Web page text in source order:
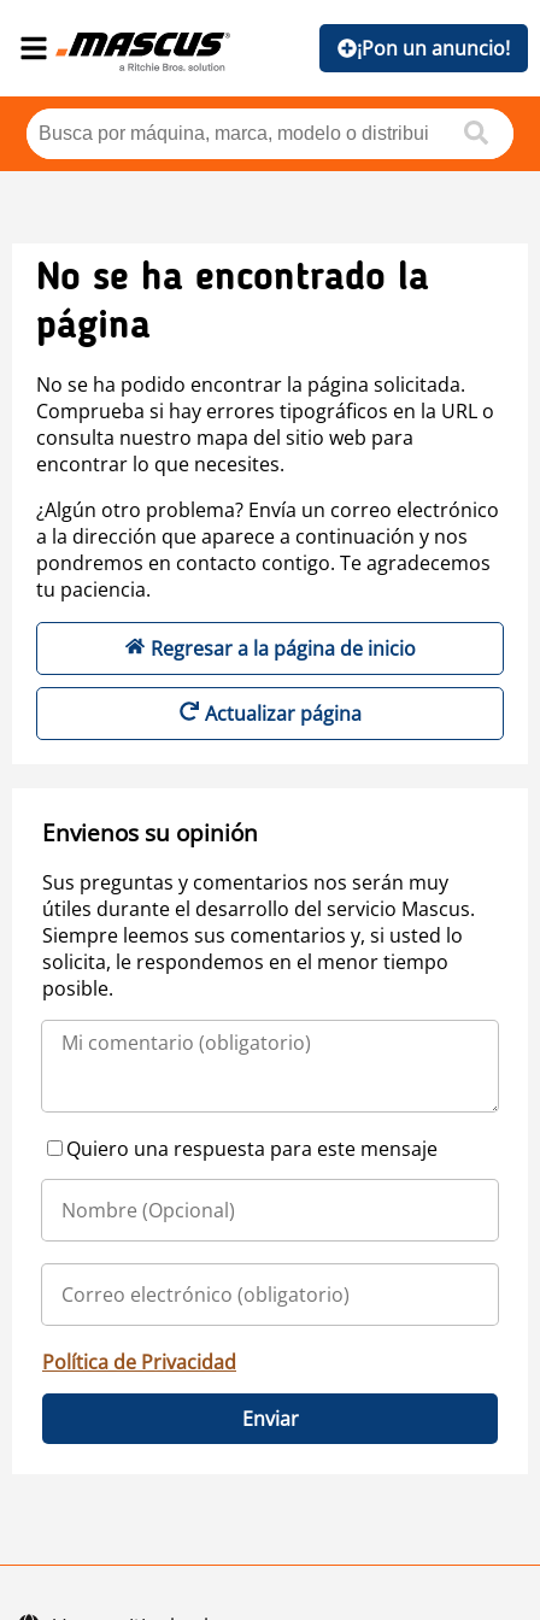
¡Pon un anuncio!
No se ha encontrado la
página
No se ha podido encontrar la página solicitada.
Comprueba si hay errores tipográficos en la URL o
consulta nuestro mapa del sitio web para
encontrar lo que necesites.
¿Algún otro problema? Envía un correo electrónico
a la dirección que aparece a continuación y nos
pondremos en contacto contigo. Te agradecemos
tu paciencia.
Regresar a la página de inicio
Actualizar página
Envienos su opinión
Sus preguntas y comentarios nos serán muy
útiles durante el desarrollo del servicio Mascus.
Siempre leemos sus comentarios y, si usted lo
solicita, le respondemos en el menor tiempo
posible.
Quiero una respuesta para este mensaje
Política de Privacidad
Enviar